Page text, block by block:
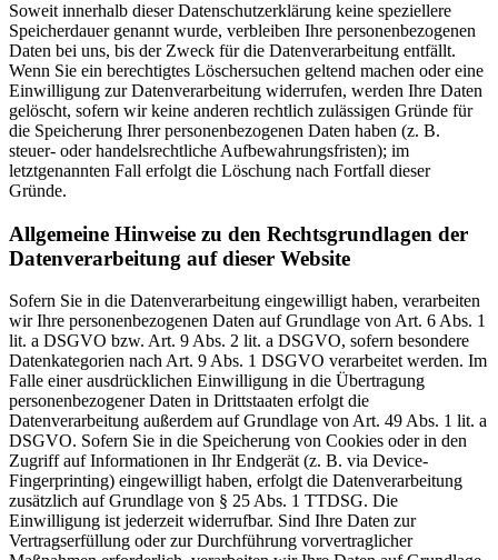
Soweit innerhalb dieser Datenschutzerklärung keine speziellere
Speicherdauer genannt wurde, verbleiben Ihre personenbezogenen
Daten bei uns, bis der Zweck für die Datenverarbeitung entfällt.
Wenn Sie ein berechtigtes Löschersuchen geltend machen oder eine
Einwilligung zur Datenverarbeitung widerrufen, werden Ihre Daten
gelöscht, sofern wir keine anderen rechtlich zulässigen Gründe für
die Speicherung Ihrer personenbezogenen Daten haben (z. B.
steuer- oder handelsrechtliche Aufbewahrungsfristen); im
letztgenannten Fall erfolgt die Löschung nach Fortfall dieser
Gründe.
Allgemeine Hinweise zu den Rechtsgrundlagen der
Datenverarbeitung auf dieser Website
Sofern Sie in die Datenverarbeitung eingewilligt haben, verarbeiten
wir Ihre personenbezogenen Daten auf Grundlage von Art. 6 Abs. 1
lit. a DSGVO bzw. Art. 9 Abs. 2 lit. a DSGVO, sofern besondere
Datenkategorien nach Art. 9 Abs. 1 DSGVO verarbeitet werden. Im
Falle einer ausdrücklichen Einwilligung in die Übertragung
personenbezogener Daten in Drittstaaten erfolgt die
Datenverarbeitung außerdem auf Grundlage von Art. 49 Abs. 1 lit. a
DSGVO. Sofern Sie in die Speicherung von Cookies oder in den
Zugriff auf Informationen in Ihr Endgerät (z. B. via Device-
Fingerprinting) eingewilligt haben, erfolgt die Datenverarbeitung
zusätzlich auf Grundlage von § 25 Abs. 1 TTDSG. Die
Einwilligung ist jederzeit widerrufbar. Sind Ihre Daten zur
Vertragserfüllung oder zur Durchführung vorvertraglicher